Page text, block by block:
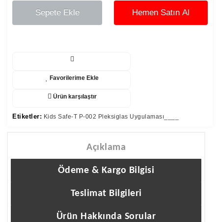
Sepete Ekle Hemen Satın Al
Favorilerime Ekle
Ürün karşılaştır
Etiketler: Kids Safe-T P-002 Pleksiglas Uygulaması____
Açıklama
Ödeme & Kargo Bilgisi
Teslimat Bilgileri
Ürün Hakkında Sorular